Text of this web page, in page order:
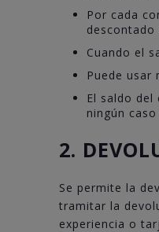
Por cada
descontado
Cuando el
Puede usar
El saldo
ningún
2.
Se permite la
tramitar la
experiencia o